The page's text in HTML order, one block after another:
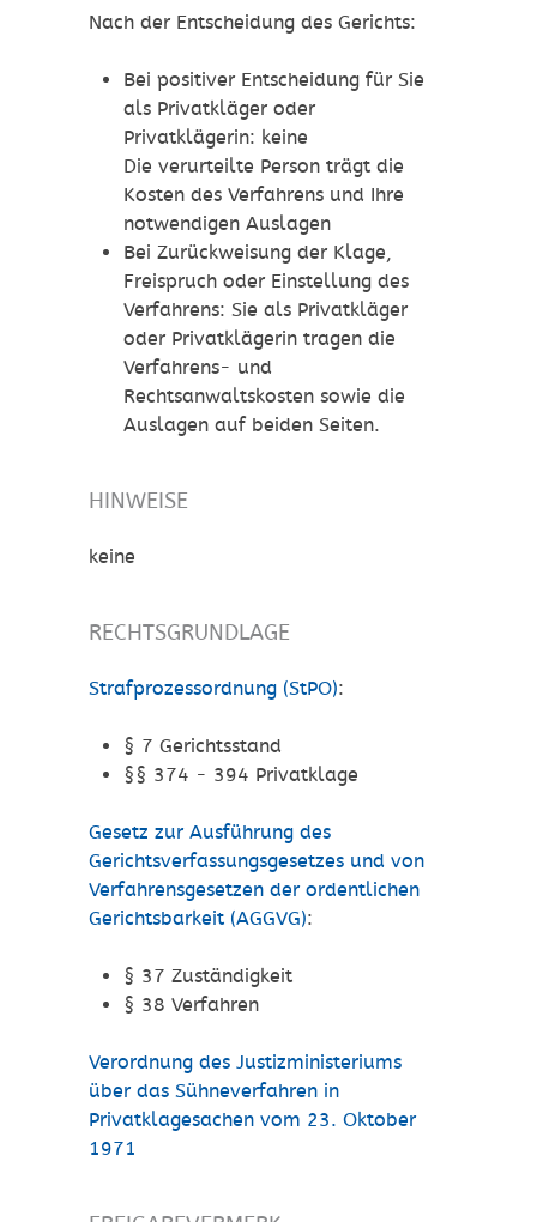
Nach der Entscheidung des Gerichts:
Bei positiver Entscheidung für Sie
als Privatkläger oder
Privatklägerin: keine
Die verurteilte Person trägt die
Kosten des Verfahrens und Ihre
notwendigen Auslagen
Bei Zurückweisung der Klage,
Freispruch oder Einstellung des
Verfahrens: Sie als Privatkläger
oder Privatklägerin tragen die
Verfahrens- und
Rechtsanwaltskosten sowie die
Auslagen auf beiden Seiten.
HINWEISE
keine
RECHTSGRUNDLAGE
Strafprozessordnung (StPO):
§ 7 Gerichtsstand
§§ 374 - 394 Privatklage
Gesetz zur Ausführung des
Gerichtsverfassungsgesetzes und von
Verfahrensgesetzen der ordentlichen
Gerichtsbarkeit (AGGVG):
§ 37 Zuständigkeit
§ 38 Verfahren
Verordnung des Justizministeriums
über das Sühneverfahren in
Privatklagesachen vom 23. Oktober
1971